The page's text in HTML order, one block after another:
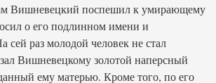
Вишневецкий поспешил к умирающему
о его подлинном имени и
сей раз молодой человек не стал
Вишневецкому золотой наперсный
ему матерью. Кроме того, по его